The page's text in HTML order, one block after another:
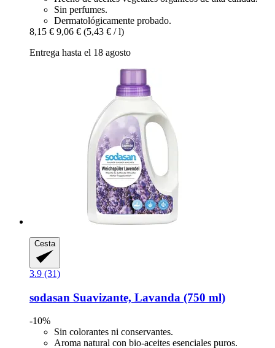
Sin perfumes.
Dermatológicamente probado.
8,15 € 9,06 € (5,43 € / l)
Entrega hasta el 18 agosto
Cesta
3.9 (31)
sodasan Suavizante, Lavanda (750 ml)
-10%
Sin colorantes ni conservantes.
Aroma natural con bio-aceites esenciales puros.